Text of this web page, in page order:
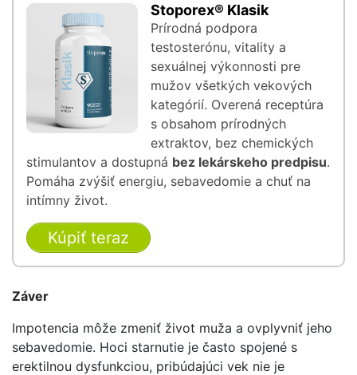
Stoporex® Klasik
Prírodná podpora
testosterónu, vitality a
sexuálnej výkonnosti pre
mužov všetkých vekových
kategórií. Overená receptúra
s obsahom prírodných
extraktov, bez chemických
stimulantov a dostupná bez lekárskeho predpisu.
Pomáha zvýšiť energiu, sebavedomie a chuť na
intímny život.
Kúpiť teraz
Záver
Impotencia môže zmeniť život muža a ovplyvniť jeho
sebavedomie. Hoci starnutie je často spojené s
erektilnou dysfunkciou, pribúdajúci vek nie je